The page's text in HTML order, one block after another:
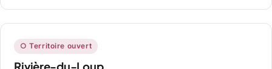
○ Territoire ouvert
Rivière-du-Loup